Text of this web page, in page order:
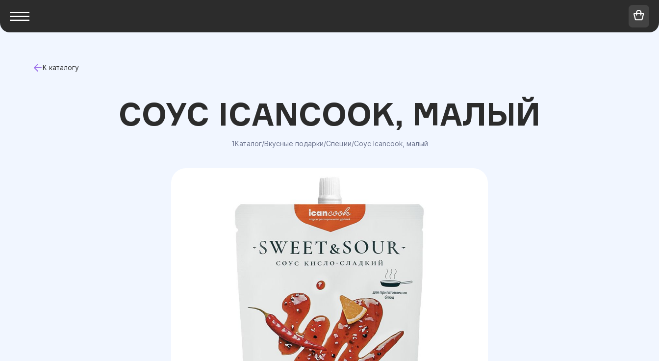
К каталогу
СОУС ICANCOOK, МАЛЫЙ
1Каталог/Вкусные подарки/Специи/Соус Icancook, малый